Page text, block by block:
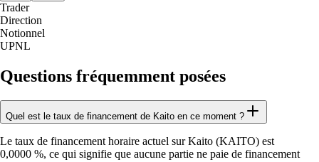
Trader
Direction
Notionnel
UPNL
Questions fréquemment posées
Quel est le taux de financement de Kaito en ce moment ?
Le taux de financement horaire actuel sur Kaito (KAITO) est
0,0000 %, ce qui signifie que aucune partie ne paie de financement